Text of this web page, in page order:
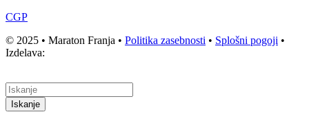
CGP
© 2025 • Maraton Franja • Politika zasebnosti • Splošni pogoji •
Izdelava:
Iskanje